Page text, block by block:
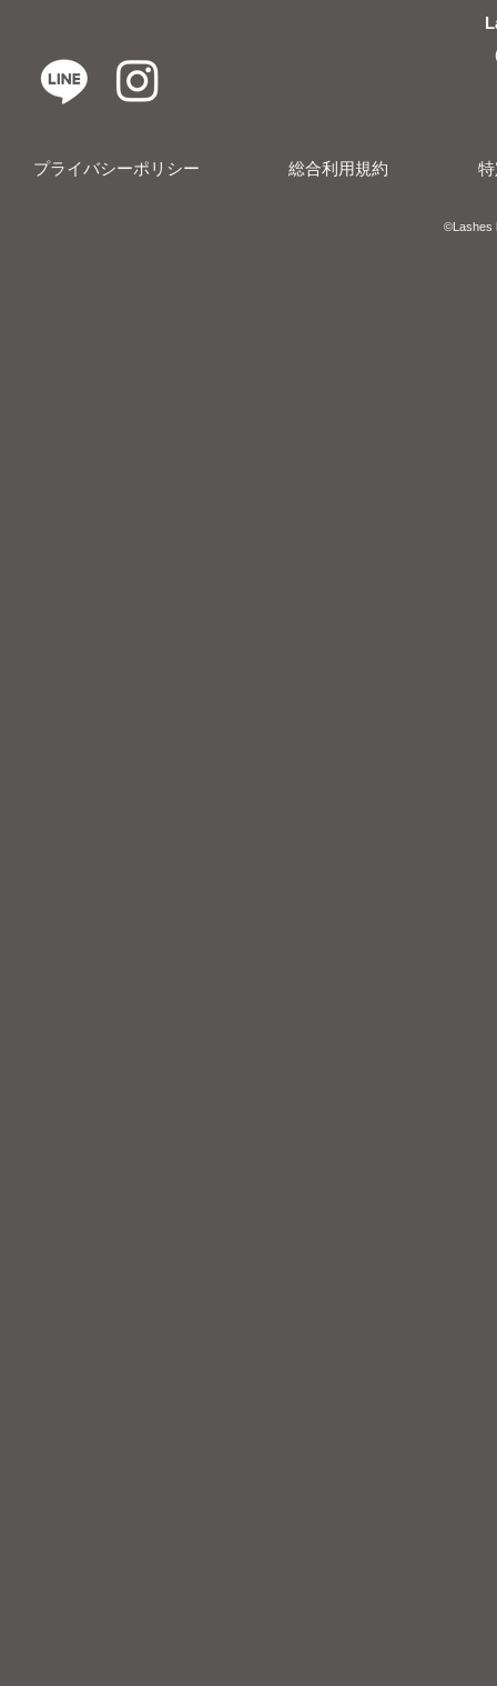
プライバシーポリシー 総合利用規約
​​©︎Lashes